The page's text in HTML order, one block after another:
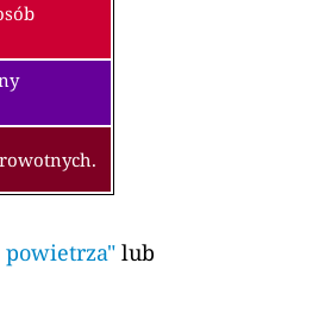
powietrza" lub